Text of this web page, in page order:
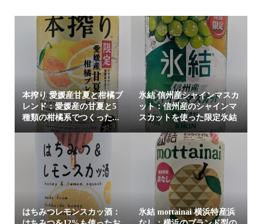
本搾り 愛媛産甘夏と柑橘ブ
レンド：愛媛産の甘夏と5
種類の柑橘系でつくった...
氷結 信州産シャインマスカ
ット：信州産のシャインマ
スカットを使った限定氷結
はちみつレモンスカッ酒：
氷結 mottainai 横浜特産浜